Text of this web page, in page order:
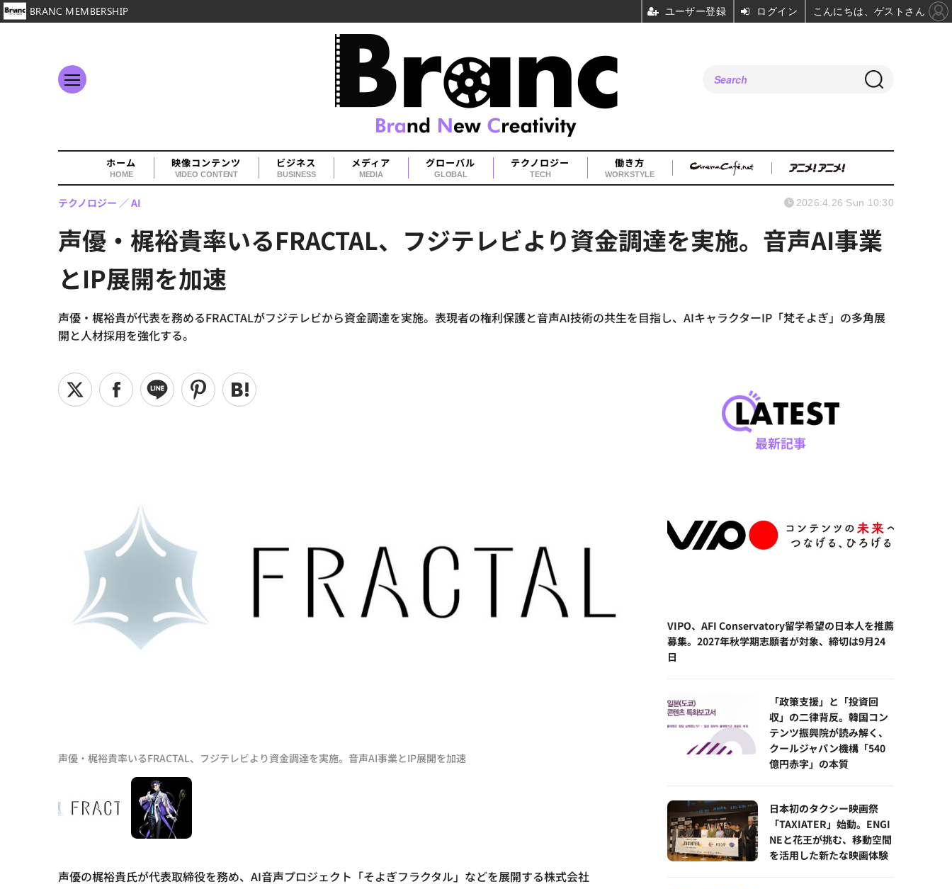
ホーム
HOME
映像コンテンツ
VIDEO CONTENT
ビジネス
BUSINESS
メディア
MEDIA
グローバル
GLOBAL
テクノロジー
TECH
働き方
WORKSTYLE
声優・梶裕貴率いるFRACTAL、フジテレビより資金調達を実施。音声AI事業
とIP展開を加速
声優・梶裕貴が代表を務めるFRACTALがフジテレビから資金調達を実施。表現者の権利保護と音声AI技術の共生を目指し、AIキャラクターIP「梵そよぎ」の多角展
開と人材採用を強化する。
テクノロジー AI 2026.4.26 Sun 10:30
声優・梶裕貴率いるFRACTAL、フジテレビより資金調達を実施。音声AI事業とIP展開を加速
声優の梶裕貴氏が代表取締役を務め、AI音声プロジェクト「そよぎフラクタル」などを展開する株式会社
最新記事
VIPO、AFI Conservatory留学希望の日本人を推薦
募集。2027年秋学期志願者が対象、締切は9月24
日
「政策支援」と「投資回
収」の二律背反。韓国コン
テンツ振興院が読み解く、
クールジャパン機構「540
億円赤字」の本質
日本初のタクシー映画祭
「TAXIATER」始動。ENGI
NEと花王が挑む、移動空間
を活用した新たな映画体験
BRANC MEMBERSHIP ユーザー登録 ログイン こんにちは、ゲストさん